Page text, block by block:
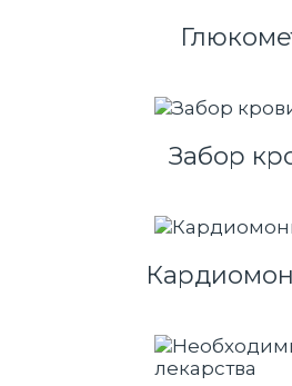
Забор